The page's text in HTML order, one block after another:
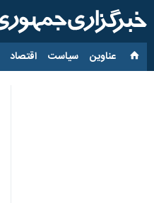
عناوین‌ سیاست اقتصاد